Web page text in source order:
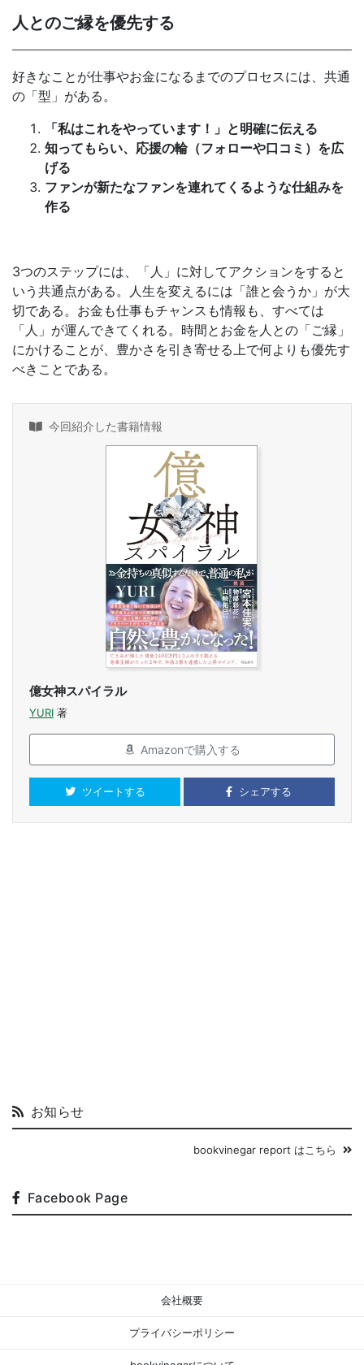
人とのご縁を優先する
好きなことが仕事やお金になるまでのプロセスには、共通
の「型」がある。
「私はこれをやっています！」と明確に伝える
知ってもらい、応援の輪（フォローや口コミ）を広
げる
ファンが新たなファンを連れてくるような仕組みを
作る
3つのステップには、「人」に対してアクションをすると
いう共通点がある。人生を変えるには「誰と会うか」が大
切である。お金も仕事もチャンスも情報も、すべては
「人」が運んできてくれる。時間とお金を人との「ご縁」
にかけることが、豊かさを引き寄せる上で何よりも優先す
べきことである。
今回紹介した書籍情報
億女神スパイラル
YURI 著
Amazonで購入する
ツイートする シェアする
お知らせ
bookvinegar report はこちら
Facebook Page
会社概要
プライバシーポリシー